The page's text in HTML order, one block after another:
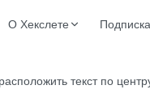
О Хекслете Подписка
текст по